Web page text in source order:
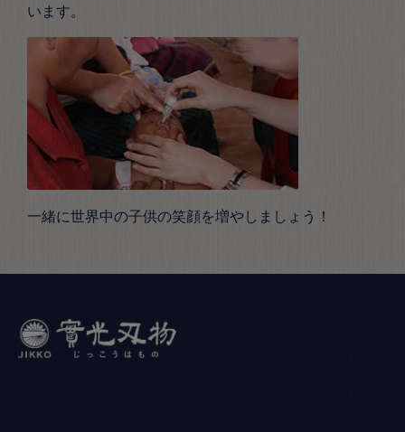
います。
一緒に世界中の子供の笑顔を増やしましょう！